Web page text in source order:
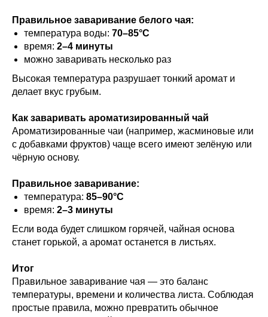
Правильное заваривание белого чая:
температура воды: 70–85°C
время: 2–4 минуты
можно заваривать несколько раз
Высокая температура разрушает тонкий аромат и
делает вкус грубым.
Как заваривать ароматизированный чай
Ароматизированные чаи (например, жасминовые или
с добавками фруктов) чаще всего имеют зелёную или
чёрную основу.
Правильное заваривание:
температура: 85–90°C
время: 2–3 минуты
Если вода будет слишком горячей, чайная основа
станет горькой, а аромат останется в листьях.
Итог
Правильное заваривание чая — это баланс
температуры, времени и количества листа. Соблюдая
простые правила, можно превратить обычное